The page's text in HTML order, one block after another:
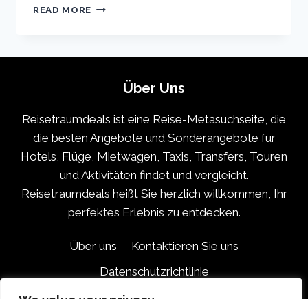
READ MORE PARIS
EXPEDIA
Über Uns
Reisetraumdeals ist eine Reise-Metasuchseite, die
die besten Angebote und Sonderangebote für
Hotels, Flüge, Mietwagen, Taxis, Transfers, Touren
und Aktivitäten findet und vergleicht.
Reisetraumdeals heißt Sie herzlich willkommen, Ihr
perfektes Erlebnis zu entdecken.
Über uns
Kontaktieren Sie uns
Datenschutzrichtlinie